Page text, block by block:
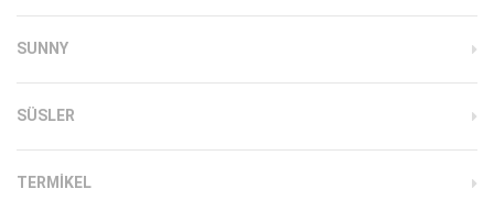
SUNNY
SÜSLER
TERMIKEL